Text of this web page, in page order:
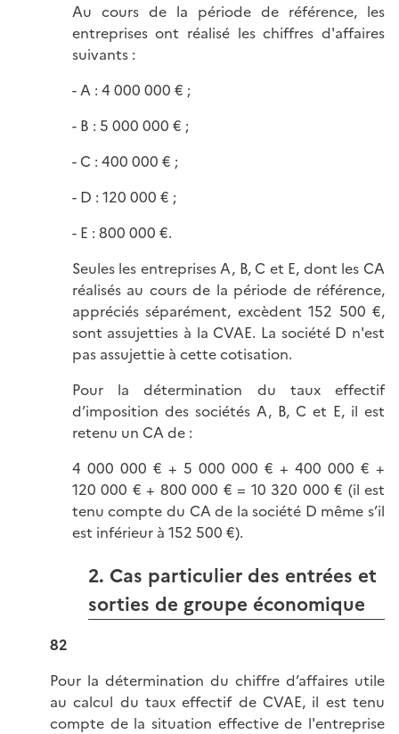
Au cours de la période de référence, les
entreprises ont réalisé les chiffres d'affaires
suivants :
- A : 4 000 000 € ;
- B : 5 000 000 € ;
- C : 400 000 € ;
- D : 120 000 € ;
- E : 800 000 €.
Seules les entreprises A, B, C et E, dont les CA
réalisés au cours de la période de référence,
appréciés séparément, excèdent 152 500 €,
sont assujetties à la CVAE. La société D n'est
pas assujettie à cette cotisation.
Pour la détermination du taux effectif
d’imposition des sociétés A, B, C et E, il est
retenu un CA de :
4 000 000 € + 5 000 000 € + 400 000 € +
120 000 € + 800 000 € = 10 320 000 € (il est
tenu compte du CA de la société D même s’il
est inférieur à 152 500 €).
2. Cas particulier des entrées et
sorties de groupe économique
82
Pour la détermination du chiffre d’affaires utile
au calcul du taux effectif de CVAE, il est tenu
compte de la situation effective de l'entreprise